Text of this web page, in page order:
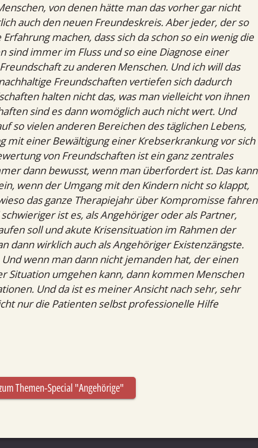
von denen hätte man das vorher gar nicht
auch den neuen Freundeskreis. Aber jeder, der so
machen, dass sich da schon so ein wenig die
sind immer im Fluss und so eine Diagnose einer
zu anderen Menschen. Und ich will das
Freundschaften vertiefen sich dadurch
halten nicht das, was man vielleicht von ihnen
sind es dann womöglich auch nicht wert. Und
so vielen anderen Bereichen des täglichen Lebens,
mit einer Bewältigung einer Krebserkrankung vor sich
von Freundschaften ist ein ganz zentrales
dann bewusst, wenn man überfordert ist. Das kann
wenn der Umgang mit den Kindern nicht so klappt,
das ganze Therapiejahr über Kompromisse fahren
ist es, als Angehöriger oder als Partner,
soll und akute Krisensituation im Rahmen der
dann wirklich auch als Angehöriger Existenzängste.
wenn man dann nicht jemanden hat, der einen
Situation umgehen kann, dann kommen Menschen
Und da ist es meiner Ansicht nach sehr, sehr
nur die Patienten selbst professionelle Hilfe
Themen-Special "Angehörige"